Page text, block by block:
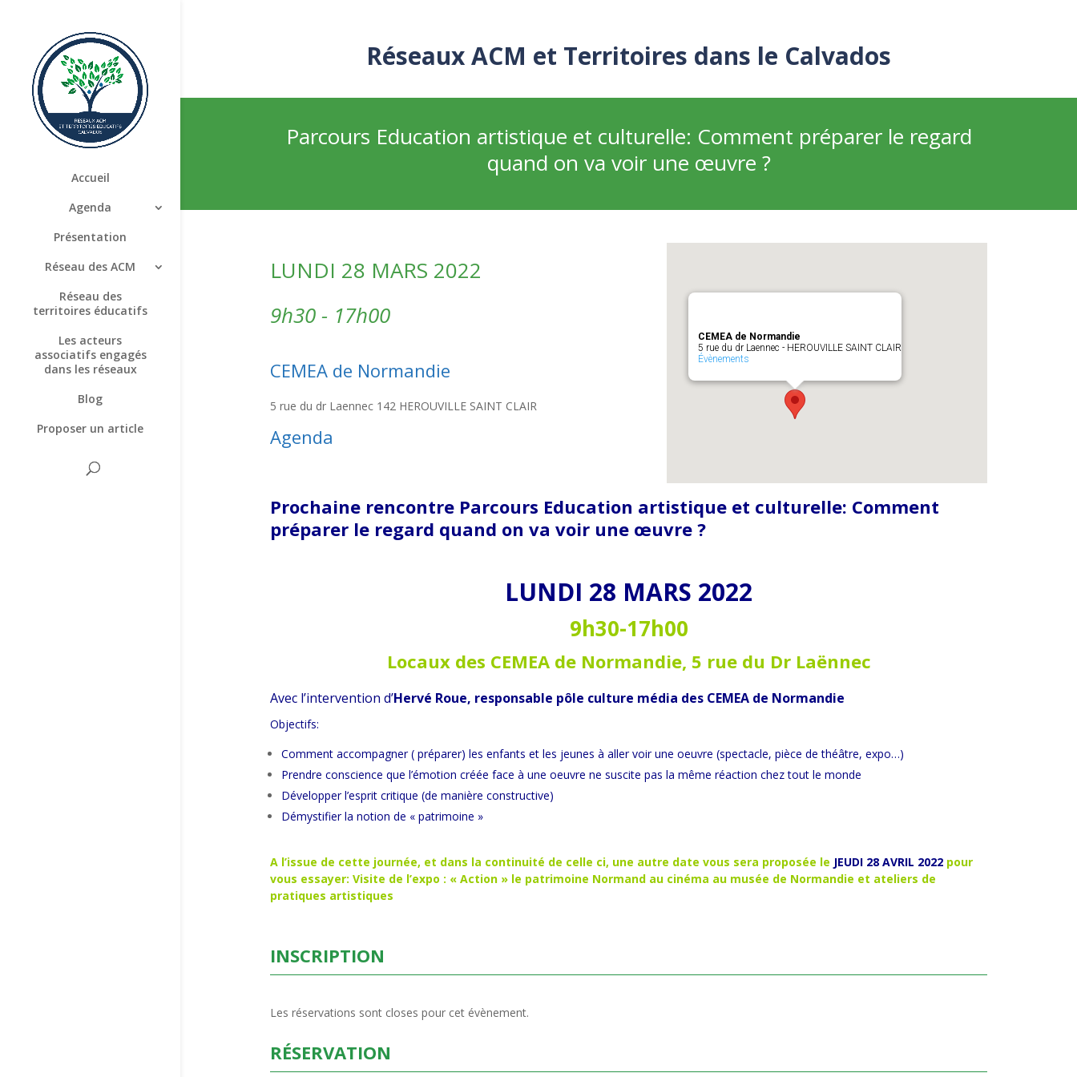
Accueil
Agenda
Présentation
Réseau des ACM
Réseau des
territoires éducatifs
Les acteurs
associatifs engagés
dans les réseaux
Blog
Proposer un article
Réseaux ACM et Territoires dans le Calvados
Parcours Education artistique et culturelle: Comment préparer le regard
quand on va voir une œuvre ?
CEMEA de Normandie
5 rue du dr Laennec - HEROUVILLE SAINT CLAIR
Évènements
LUNDI 28 MARS 2022
9h30 - 17h00
CEMEA de Normandie
5 rue du dr Laennec 142 HEROUVILLE SAINT CLAIR
Agenda
Prochaine rencontre Parcours Education artistique et culturelle: Comment
préparer le regard quand on va voir une œuvre ?
LUNDI 28 MARS 2022
9h30-17h00
Locaux des CEMEA de Normandie, 5 rue du Dr Laënnec
Avec l’intervention d’Hervé Roue, responsable pôle culture média des CEMEA de Normandie
Objectifs:
Comment accompagner ( préparer) les enfants et les jeunes à aller voir une oeuvre (spectacle, pièce de théâtre, expo…)
Prendre conscience que l’émotion créée face à une oeuvre ne suscite pas la même réaction chez tout le monde
Développer l’esprit critique (de manière constructive)
Démystifier la notion de « patrimoine »
A l’issue de cette journée, et dans la continuité de celle ci, une autre date vous sera proposée le JEUDI 28 AVRIL 2022pour
vous essayer: Visite de l’expo : « Action » le patrimoine Normand au cinéma au musée de Normandie et ateliers de
pratiques artistiques
INSCRIPTION
Les réservations sont closes pour cet évènement.
RÉSERVATION